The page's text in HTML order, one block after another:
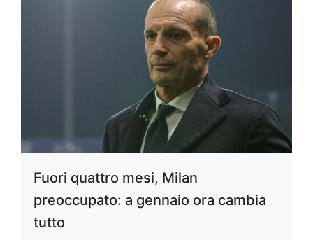
Fuori quattro mesi, Milan
preoccupato: a gennaio ora cambia
tutto